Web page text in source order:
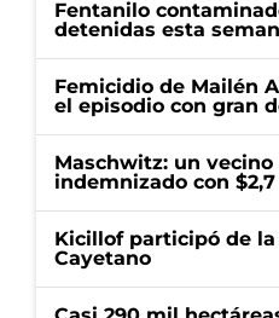
Fentanilo
detenidas esta
Femicidio de Mailén
el episodio con gran
Maschwitz: un
indemnizado con
Kicillof participó de
Cayetano